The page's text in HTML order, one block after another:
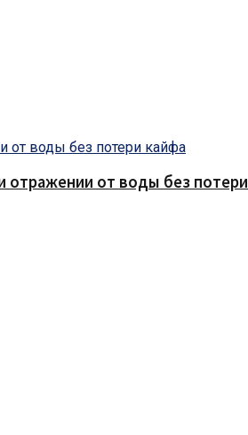
отражении от воды без потери